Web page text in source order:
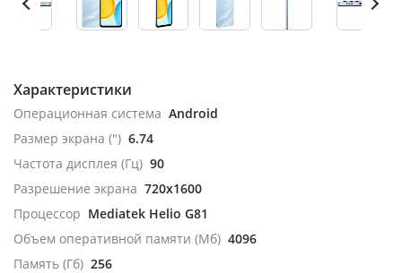
Характеристики
Операционная система Android
Размер экрана (") 6.74
Частота дисплея (Гц) 90
Разрешение экрана 720x1600
Процессор Mediatek Helio G81
Объем оперативной памяти (Мб) 4096
Память (Гб) 256